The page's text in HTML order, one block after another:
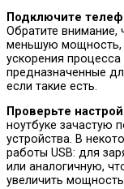
Подключите
Обратите внимание,
меньшую мощность,
ускорения процесса
предназначенные
если такие есть.
Проверьте
ноутбуке зачастую
устройства. В
работы USB: для
или аналогичную,
увеличить